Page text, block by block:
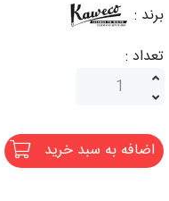
برند :
تعداد :
اضافه به سبد خرید